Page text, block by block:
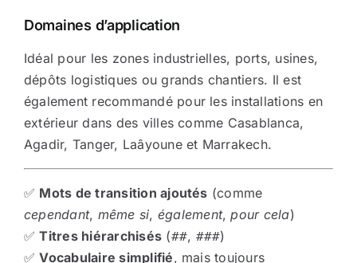
Domaines d’application
Idéal pour les zones industrielles, ports, usines,
dépôts logistiques ou grands chantiers. Il est
également recommandé pour les installations en
extérieur dans des villes comme Casablanca,
Agadir, Tanger, Laâyoune et Marrakech.
✅ Mots de transition ajoutés (comme
cependant, même si, également,pour cela)
✅Titres hiérarchisés (##, ###)
✅Vocabulaire simplifié, mais toujours